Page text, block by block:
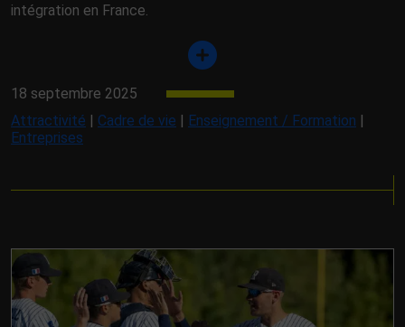
intégration en France.
18 septembre 2025
Attractivité | Cadre de vie | Enseignement / Formation |
Entreprises